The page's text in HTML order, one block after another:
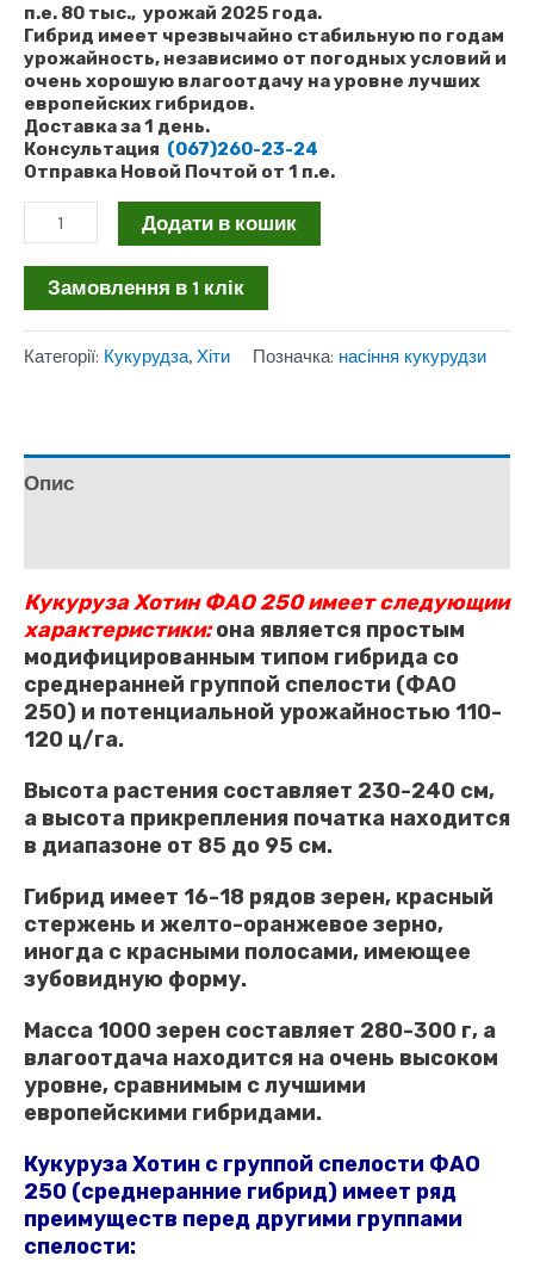
п.е. 80 тыс., урожай 2025 года.
Гибрид имеет чрезвычайно стабильную по годам
урожайность, независимо от погодных условий и
очень хорошую влагоотдачу на уровне лучших
европейских гибридов.
Доставка за 1 день.
Консультация (067)260-23-24
Отправка Новой Почтой от 1 п.е.
Кукуруза
ФАО
250
кількість
Додати в кошик
Замовлення в 1 клік
Категорії: Кукурудза, Хіти Позначка: насіння кукурудзи
Опис
Кукуруза Хотин ФАО 250 имеет следующии
характеристики: она является простым
модифицированным типом гибрида со
среднеранней группой спелости (ФАО
250) и потенциальной урожайностью 110-
120 ц/га.
Высота растения составляет 230-240 см,
а высота прикрепления початка находится
в диапазоне от 85 до 95 см.
Гибрид имеет 16-18 рядов зерен, красный
стержень и желто-оранжевое зерно,
иногда с красными полосами, имеющее
зубовидную форму.
Масса 1000 зерен составляет 280-300 г, а
влагоотдача находится на очень высоком
уровне, сравнимым с лучшими
европейскими гибридами.
Кукуруза Хотин с группой спелости ФАО
250 (среднеранние гибрид) имеет ряд
преимуществ перед другими группами
спелости: